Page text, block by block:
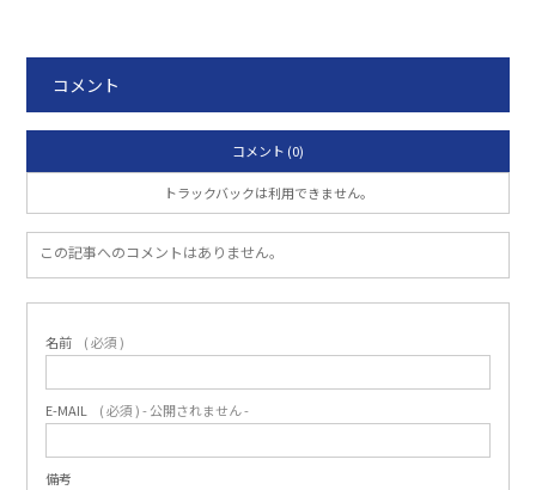
コメント
コメント (0)
トラックバックは利用できません。
この記事へのコメントはありません。
名前 ( 必須 )
E-MAIL ( 必須 ) - 公開されません -
備考